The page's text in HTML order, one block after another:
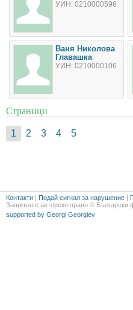
УИН: 0210000596
Ваня Николова
Главашка
УИН: 0210000106
Страници
1 2 3 4 5
Контакти | Подай сигнал за нарушение |
Защитен с авторско право © Български
supported by Georgi Georgiev